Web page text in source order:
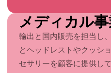
メディカル
輸出と国内販売を担当し
とヘッドレストやクッシ
セサリーを顧客に提供して